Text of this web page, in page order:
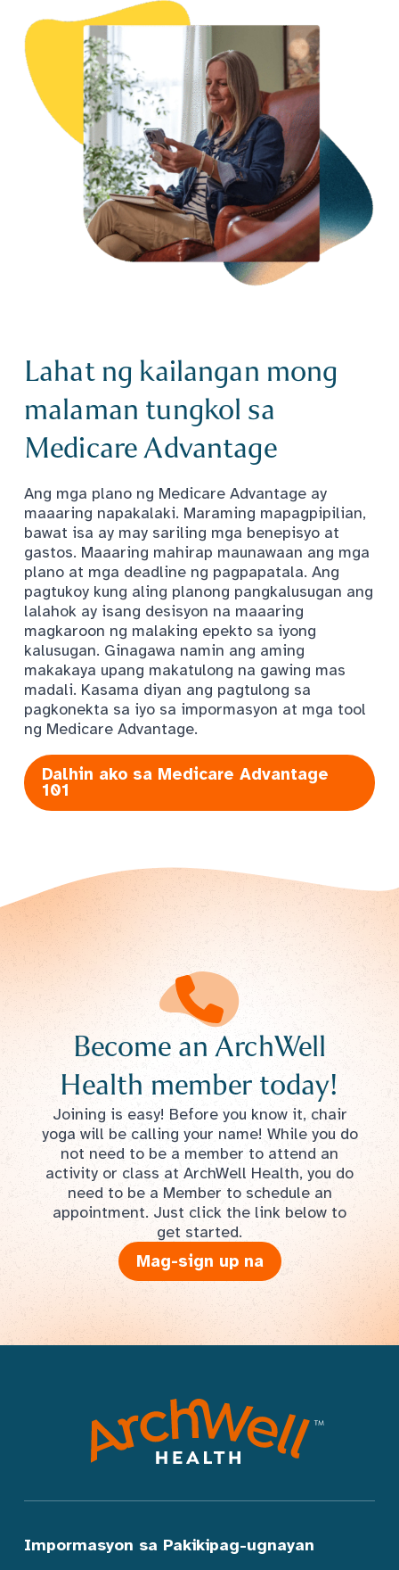
Lahat ng kailangan mong
malaman tungkol sa
Medicare Advantage
Ang mga plano ng Medicare Advantage ay
maaaring napakalaki. Maraming mapagpipilian,
bawat isa ay may sariling mga benepisyo at
gastos. Maaaring mahirap maunawaan ang mga
plano at mga deadline ng pagpapatala. Ang
pagtukoy kung aling planong pangkalusugan ang
lalahok ay isang desisyon na maaaring
magkaroon ng malaking epekto sa iyong
kalusugan. Ginagawa namin ang aming
makakaya upang makatulong na gawing mas
madali. Kasama diyan ang pagtulong sa
pagkonekta sa iyo sa impormasyon at mga tool
ng Medicare Advantage.
Dalhin ako sa Medicare Advantage
101
Become an ArchWell
Health member today!
Joining is easy! Before you know it, chair
yoga will be calling your name! While you do
not need to be a member to attend an
activity or class at ArchWell Health, you do
need to be a Member to schedule an
appointment. Just click the link below to
get started.
Mag-sign up na
Impormasyon sa Pakikipag-ugnayan